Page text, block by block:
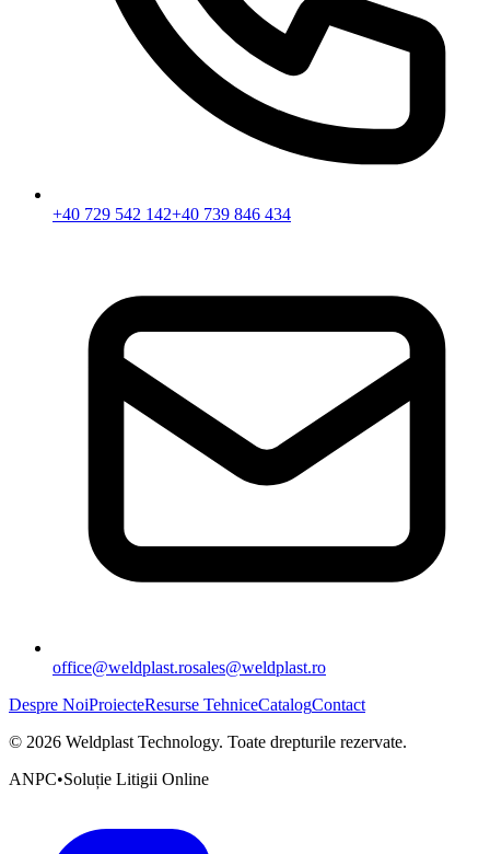
+40 729 542 142+40 739 846 434
office@weldplast.rosales@weldplast.ro
Despre NoiProiecteResurse TehniceCatalogContact
© 2026 Weldplast Technology. Toate drepturile rezervate.
ANPC•Soluție Litigii Online